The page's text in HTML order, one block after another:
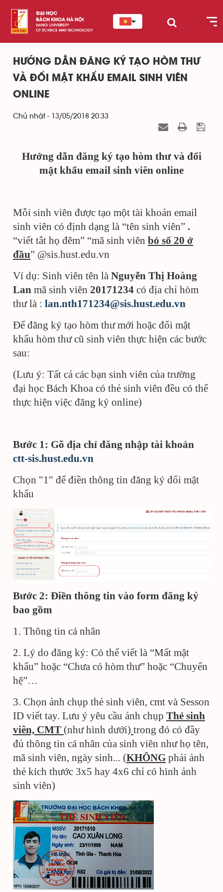
HƯỚNG DẪN ĐĂNG KÝ TẠO HÒM THƯ
VÀ ĐỔI MẬT KHẨU EMAIL SINH VIÊN
ONLINE
Chủ nhật - 13/05/2018 20:33
Hướng dẫn đăng ký tạo hòm thư và đổi
mật khẩu email sinh viên online
Mỗi sinh viên được tạo một tài khoản email
sinh viên có định dạng là “tên sinh viên” .
“viết tắt họ đêm” “mã sinh viên bỏ số 20 ở
đầu” @sis.hust.edu.vn
Ví dụ: Sinh viên tên là Nguyễn Thị Hoàng
Lan mã sinh viên 20171234 có địa chỉ hòm
thư là : lan.nth171234@sis.hust.edu.vn
Để đăng ký tạo hòm thư mới hoặc đổi mật
khẩu hòm thư cũ sinh viên thực hiện các bước
sau:
(Lưu ý: Tất cả các bạn sinh viên của trường
đại học Bách Khoa có thẻ sinh viên đều có thể
thực hiện việc đăng ký online)
Bước 1: Gõ địa chỉ đăng nhập tài khoản
ctt-sis.hust.edu.vn
Chọn "1" để điền thông tin đăng ký đổi mật
khẩu
Bước 2: Điền thông tin vào form đăng ký
bao gồm
1. Thông tin cá nhân
2. Lý do đăng ký: Có thể viết là “Mất mật
khẩu” hoặc “Chưa có hòm thư” hoặc “Chuyển
hệ”…
3. Chọn ảnh chụp thẻ sinh viên, cmt và Sesson
ID viết tay. Lưu ý yêu cầu ảnh chụp Thẻ sinh
viên, CMT (như hình dưới) trong đó có đầy
đủ thông tin cá nhân của sinh viên như họ tên,
mã sinh viên, ngày sinh... (KHÔNG phải ảnh
thẻ kích thước 3x5 hay 4x6 chỉ có hình ảnh
sinh viên)